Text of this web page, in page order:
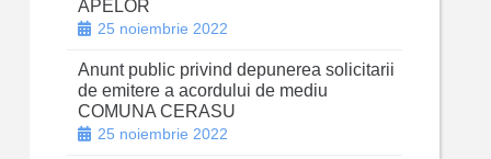
APELOR
25 noiembrie 2022
Anunt public privind depunerea solicitarii
de emitere a acordului de mediu
COMUNA CERASU
25 noiembrie 2022